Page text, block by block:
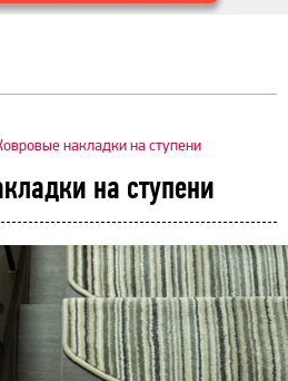
накладки на ступени
на ступени